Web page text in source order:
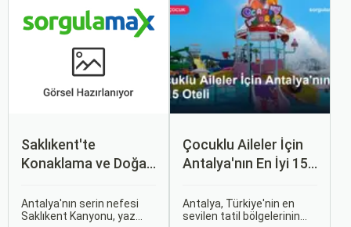
Saklıkent'te
Konaklama ve Doğa
Antalya'nın serin nefesi
Saklıkent Kanyonu, yaz
Çocuklu Aileler İçin
Antalya'nın En İyi 15
Antalya, Türkiye'nin en
sevilen tatil bölgelerinin